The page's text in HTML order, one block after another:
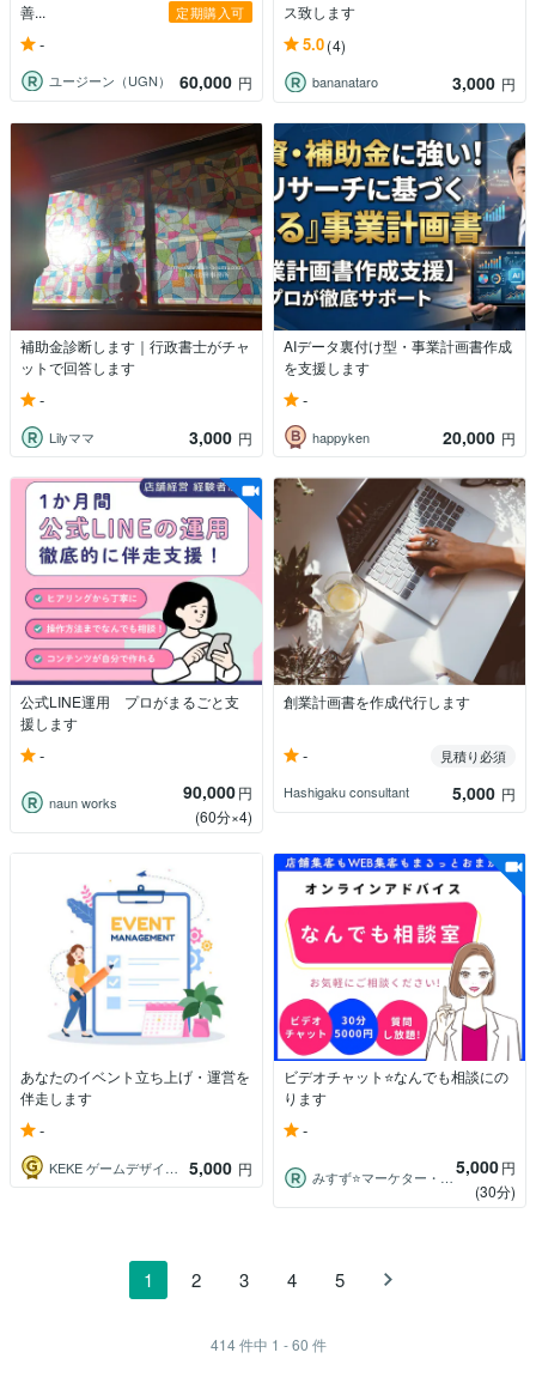
善... 定期購入可
-
ユージーン（UGN） 60,000 円
ス致します
5.0(4)
bananataro 3,000 円
補助金診断します｜行政書士がチャ
ットで回答します
-
Lilyママ 3,000 円
AIデータ裏付け型・事業計画書作成
を支援します
-
happyken 20,000 円
公式LINE運用 プロがまるごと支
援します
-
naun works 90,000円
(60分×4)
創業計画書を作成代行します
-
見積り必須
Hashigaku consultant
5,000 円
あなたのイベント立ち上げ・運営を
伴走します
-
KEKE ゲームデザイナー 5,000 円
ビデオチャット⭐なんでも相談にの
ります
-
みすず⭐マーケター・集客総合支援5,000円
(30分)
1 2 3 4 5
414 件中 1 - 60 件